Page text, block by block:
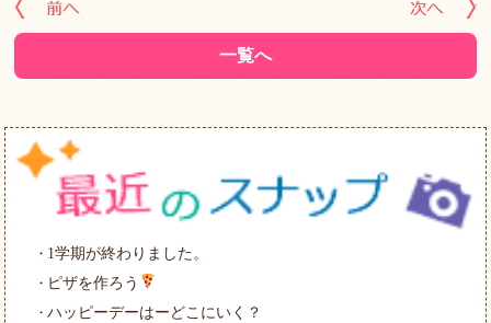
一覧へ
1学期が終わりました。
ピザを作ろう
ハッピーデーはーどこにいく？